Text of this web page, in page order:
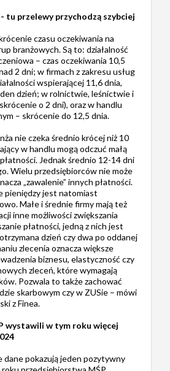
tu przelewy przychodzą szybciej
czasu oczekiwania na
branżowych. Są to: działalność
– czas oczekiwania 10,5
2 dni; w firmach z zakresu usług
wspierającej 11,6 dnia,
dzień; w rolnictwie, leśnictwie i
o 2 dni), oraz w handlu
– skrócenie do 12,5 dnia.
nie czeka średnio krócej niż 10
w handlu mogą odczuć małą
Jednak średnio 12-14 dni
Wielu przedsiębiorców nie może
„zawalenie” innych płatności.
pieniędzy jest natomiast
Małe i średnie firmy mają też
inne możliwości zwiększania
płatności, jedną z nich jest
dzień czy dwa po oddanej
zlecenia oznacza większe
biznesu, elastyczność czy
zleceń, które wymagają
Pozwala to także zachować
skarbowym czy w ZUSie – mówi
z Finea.
wystawili w tym roku więcej
dane pokazują jeden pozytywny